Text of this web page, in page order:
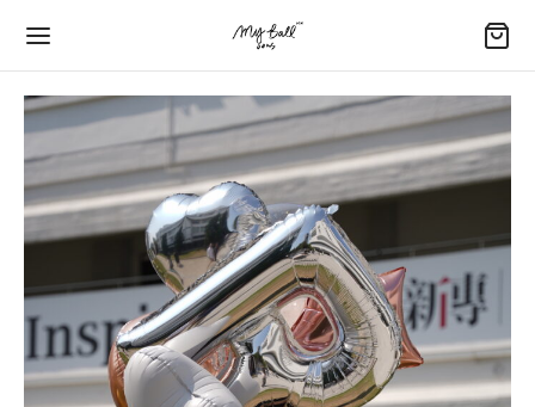
Back
GUIDE
Time – 飄空時數
Back
BALLOON BOUQUET
Balloons Bundle – 氦氣球束
Back
BALLOONS BUNDLE – 氦氣球束
Birthday – 您的生日
Back
BALLOON – 鋁膜氣球
Balloon – 16′ 鋁膜氣球
Back
BALLOON – 40′ 鋁膜氣球
Number Balloon – 40′ 鋁膜數字氣球